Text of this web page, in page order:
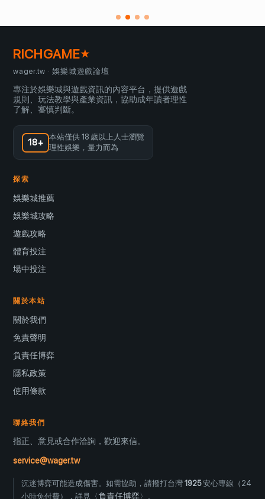
RICHGAME★
wager.tw · 娛樂城遊戲論壇
專注於娛樂城與遊戲資訊的內容平台，提供遊戲
規則、玩法教學與產業資訊，協助成年讀者理性
了解、審慎判斷。
18+
本站僅供 18 歲以上人士瀏覽
理性娛樂，量力而為
探索
娛樂城推薦
娛樂城攻略
遊戲攻略
體育投注
場中投注
關於本站
關於我們
免責聲明
負責任博弈
隱私政策
使用條款
聯絡我們
指正、意見或合作洽詢，歡迎來信。
service@wager.tw
沉迷博弈可能造成傷害。如需協助，請撥打台灣 1925安心專線（24
小時免付費），詳見〈 負責任博弈〉。